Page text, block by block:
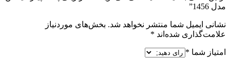
مدل 1456”
نشانی ایمیل شما منتشر نخواهد شد. بخش‌های موردنیاز
علامت‌گذاری شده‌اند *
امتیاز شما *